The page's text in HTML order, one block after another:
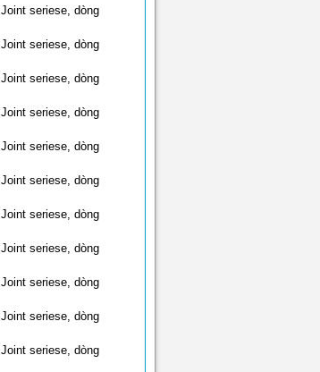
seriese, dòng
seriese, dòng
seriese, dòng
seriese, dòng
seriese, dòng
seriese, dòng
seriese, dòng
seriese, dòng
seriese, dòng
seriese, dòng
seriese, dòng